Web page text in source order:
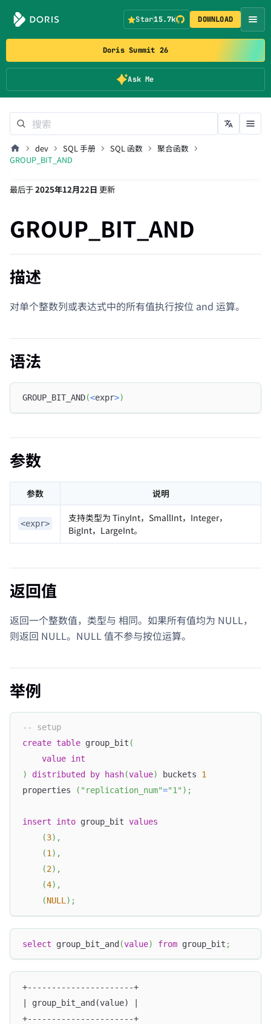
Doris Summit 26
Ask Me
Star15.7k DOWNLOAD
dev SQL 手册 SQL 函数
聚合函数
GROUP_BIT_AND
最后于2025年12月22日 更新
GROUP_BIT_AND
描述
对单个整数列或表达式中的所有值执行按位 and 运算。
语法
GROUP_BIT_AND(<expr>)
参数
参数 说明
<expr>
支持类型为 TinyInt，SmallInt，Integer，
BigInt，LargeInt。
返回值
返回一个整数值，类型与 相同。如果所有值均为 NULL，
则返回 NULL。NULL 值不参与按位运算。
举例
-- setup
create table group_bit (
value int
)
distributed by hash(value) buckets 1
properties
( "replication_num"="1" ) ;
insert into group_bit values
(3) ,
(1) ,
(2) ,
(4) ,
(NULL) ;
select group_bit_and(value) from group_bit ;
+----------------------+
| group_bit_and(value) |
+----------------------+